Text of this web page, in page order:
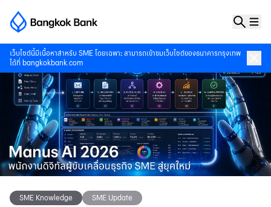
เว็บไซต์นี้มีเนื้อหาสำหรับ SME โดยเฉพาะ สามารถเข้าชมเว็บไซต์ของธนาคารกรุงเทพ
ได้ที่ bangkokbank.com
SME Knowledge SME Update